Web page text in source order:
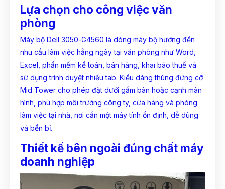
Lựa chọn cho công việc văn
phòng
Máy bộ Dell 3050-G4560 là dòng máy bộ hướng đến
nhu cầu làm việc hằng ngày tại văn phòng như Word,
Excel, phần mềm kế toán, bán hàng, khai báo thuế và
sử dụng trình duyệt nhiều tab. Kiểu dáng thùng đứng cỡ
Mid Tower cho phép đặt dưới gầm bàn hoặc cạnh màn
hình, phù hợp môi trường công ty, cửa hàng và phòng
làm việc tại nhà, nơi cần một máy tính ổn định, dễ dùng
và bền bỉ.
Thiết kế bên ngoài đúng chất máy
doanh nghiệp